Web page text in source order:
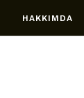
HAKKIMDA